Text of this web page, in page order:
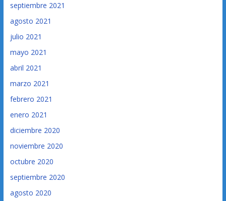
septiembre 2021
agosto 2021
julio 2021
mayo 2021
abril 2021
marzo 2021
febrero 2021
enero 2021
diciembre 2020
noviembre 2020
octubre 2020
septiembre 2020
agosto 2020